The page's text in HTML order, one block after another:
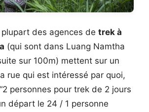
des agences de trek à
(qui sont dans Luang Namtha
sur 100m) mettent sur un
rue qui est intéressé par quoi,
personnes pour trek de 2 jours
départ le 24 / 1 personne